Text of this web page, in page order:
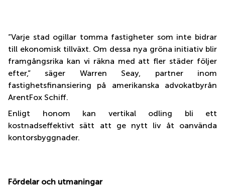
”Varje stad ogillar tomma fastigheter som inte bidrar
till ekonomisk tillväxt. Om dessa nya gröna initiativ blir
framgångsrika kan vi räkna med att fler städer följer
efter,” säger Warren Seay, partner inom
fastighetsfinansiering på amerikanska advokatbyrån
ArentFox Schiff.
Enligt honom kan vertikal odling bli ett
kostnadseffektivt sätt att ge nytt liv åt oanvända
kontorsbyggnader.
Fördelar och utmaningar